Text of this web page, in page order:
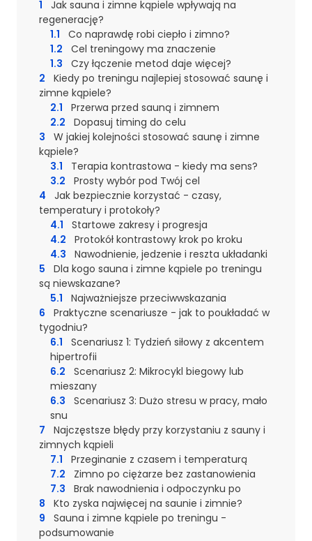
1
Jak sauna i zimne kąpiele wpływają na
regenerację?
1.1
Co naprawdę robi ciepło i zimno?
1.2
Cel treningowy ma znaczenie
1.3
Czy łączenie metod daje więcej?
2
Kiedy po treningu najlepiej stosować saunę i
zimne kąpiele?
2.1
Przerwa przed sauną i zimnem
2.2
Dopasuj timing do celu
3
W jakiej kolejności stosować saunę i zimne
kąpiele?
3.1
Terapia kontrastowa - kiedy ma sens?
3.2
Prosty wybór pod Twój cel
4
Jak bezpiecznie korzystać - czasy,
temperatury i protokoły?
4.1
Startowe zakresy i progresja
4.2
Protokół kontrastowy krok po kroku
4.3
Nawodnienie, jedzenie i reszta układanki
5
Dla kogo sauna i zimne kąpiele po treningu
są niewskazane?
5.1
Najważniejsze przeciwwskazania
6
Praktyczne scenariusze - jak to poukładać w
tygodniu?
6.1
Scenariusz 1: Tydzień siłowy z akcentem
hipertrofii
6.2
Scenariusz 2: Mikrocykl biegowy lub
mieszany
6.3
Scenariusz 3: Dużo stresu w pracy, mało
snu
7
Najczęstsze błędy przy korzystaniu z sauny i
zimnych kąpieli
7.1
Przeginanie z czasem i temperaturą
7.2
Zimno po ciężarze bez zastanowienia
7.3
Brak nawodnienia i odpoczynku po
8
Kto zyska najwięcej na saunie i zimnie?
9
Sauna i zimne kąpiele po treningu -
podsumowanie